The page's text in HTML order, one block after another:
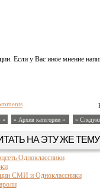
Если у Вас иное мнение
« » Архив категории « »
НА ЭТУ ЖЕ ТЕМУ
Одноклассники
СМИ и Одноклассники